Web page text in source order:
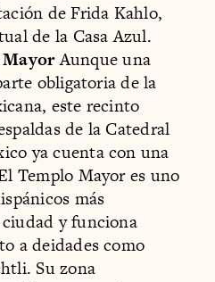
de Frida Kahlo,
de la Casa Azul.
MayorAunque una
obligatoria de la
este recinto
de la Catedral
ya cuenta con una
Templo Mayor es uno
más
y funciona
a deidades como
Su zona